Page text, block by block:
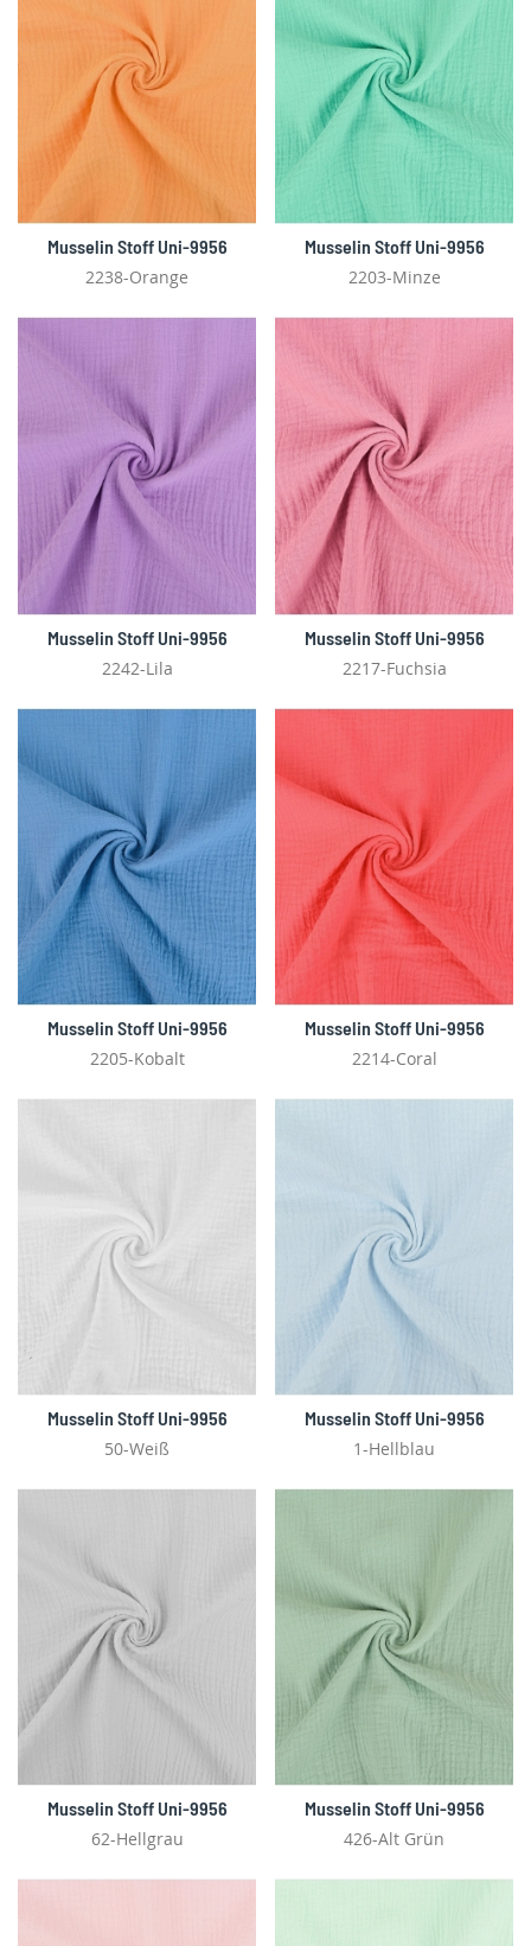
Musselin Stoff Uni-9956
2238-Orange
Musselin Stoff Uni-9956
2203-Minze
Musselin Stoff Uni-9956
2242-Lila
Musselin Stoff Uni-9956
2217-Fuchsia
Musselin Stoff Uni-9956
2205-Kobalt
Musselin Stoff Uni-9956
2214-Coral
Musselin Stoff Uni-9956
50-Weiß
Musselin Stoff Uni-9956
1-Hellblau
Musselin Stoff Uni-9956
62-Hellgrau
Musselin Stoff Uni-9956
426-Alt Grün